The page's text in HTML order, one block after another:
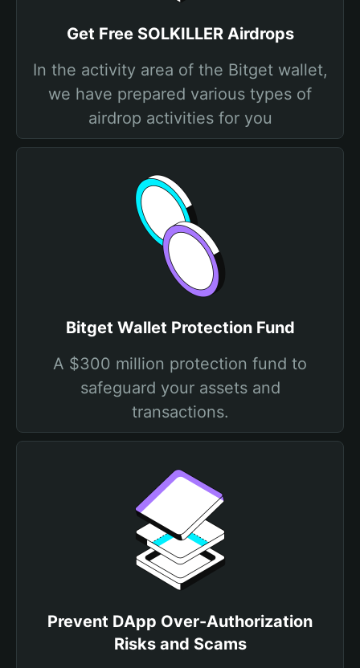
Get Free SOLKILLER Airdrops
In the activity area of the Bitget wallet,
we have prepared various types of
airdrop activities for you
Bitget Wallet Protection Fund
A $300 million protection fund to
safeguard your assets and
transactions.
Prevent DApp Over-Authorization
Risks and Scams